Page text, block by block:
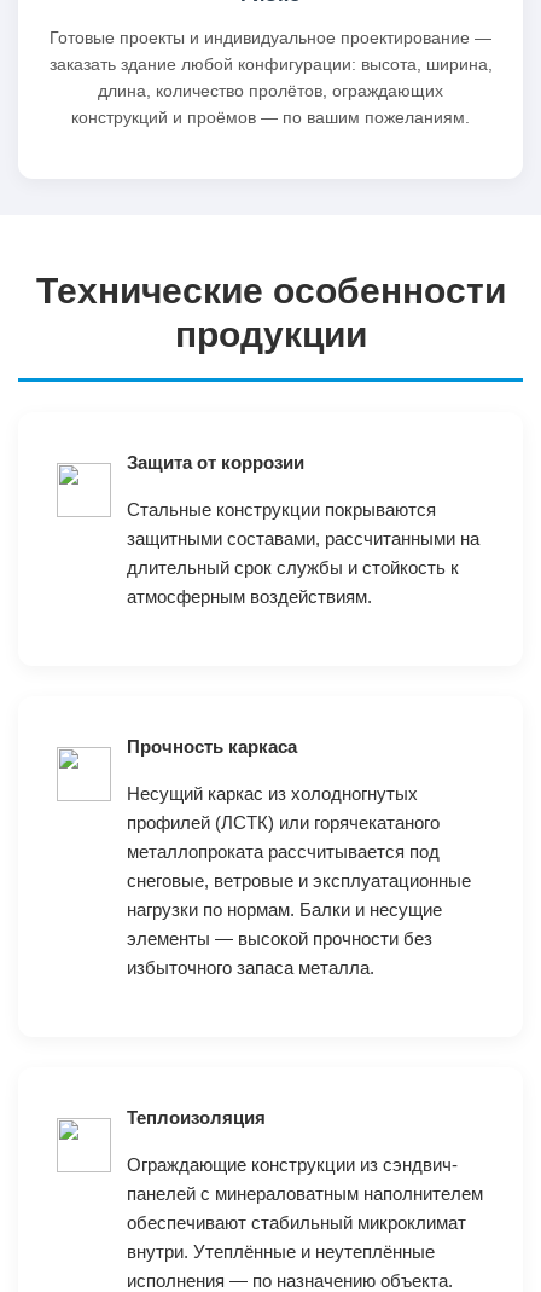
Готовые проекты и индивидуальное проектирование —
заказать здание любой конфигурации: высота, ширина,
длина, количество пролётов, ограждающих
конструкций и проёмов — по вашим пожеланиям.
Технические особенности
продукции
Защита от коррозии
Стальные конструкции покрываются
защитными составами, рассчитанными на
длительный срок службы и стойкость к
атмосферным воздействиям.
Прочность каркаса
Несущий каркас из холодногнутых
профилей (ЛСТК) или горячекатаного
металлопроката рассчитывается под
снеговые, ветровые и эксплуатационные
нагрузки по нормам. Балки и несущие
элементы — высокой прочности без
избыточного запаса металла.
Теплоизоляция
Ограждающие конструкции из сэндвич-
панелей с минераловатным наполнителем
обеспечивают стабильный микроклимат
внутри. Утеплённые и неутеплённые
исполнения — по назначению объекта.